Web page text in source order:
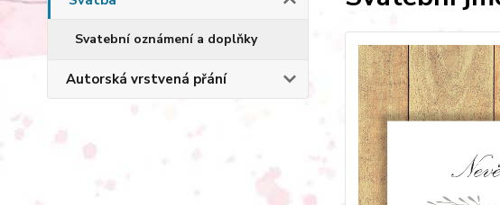
Svatební oznámení a doplňky
Autorská vrstvená přání